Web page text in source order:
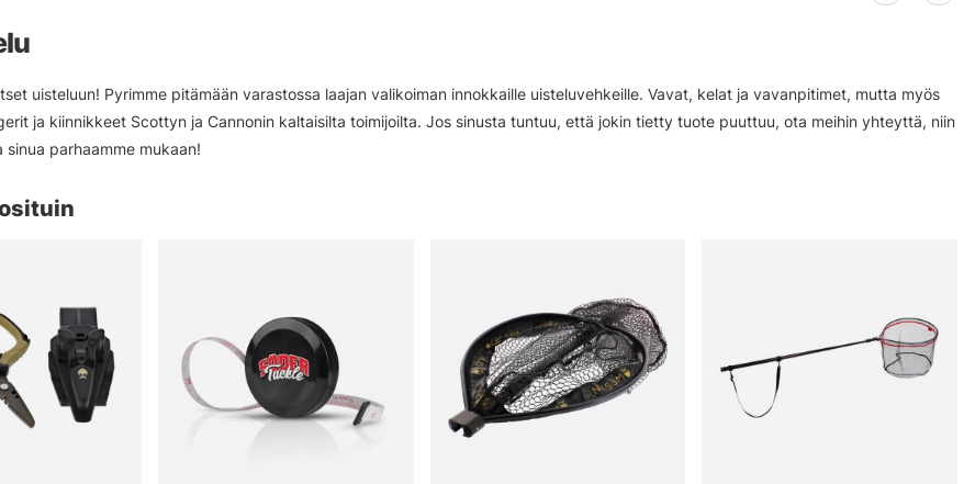
uisteluun! Pyrimme pitämään varastossa laajan valikoiman innokkaille uisteluvehkeille. Vavat, kelat ja vavanpitimet, mutta myös
ja kiinnikkeet Scottyn ja Cannonin kaltaisilta toimijoilta. Jos sinusta tuntuu, että jokin tietty tuote puuttuu, ota meihin yhteyttä, niin
parhaamme mukaan!